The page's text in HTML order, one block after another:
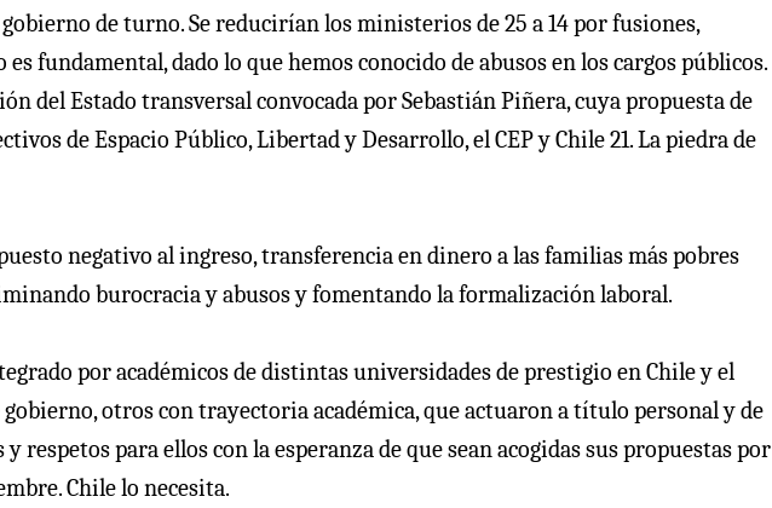
de turno. Se reducirían los ministerios de 25 a 14 por fusiones,
fundamental, dado lo que hemos conocido de abusos en los cargos públicos.
del Estado transversal convocada por Sebastián Piñera, cuya propuesta de
de Espacio Público, Libertad y Desarrollo, el CEP y Chile 21. La piedra de
negativo al ingreso, transferencia en dinero a las familias más pobres
burocracia y abusos y fomentando la formalización laboral.
por académicos de distintas universidades de prestigio en Chile y el
otros con trayectoria académica, que actuaron a título personal y de
respetos para ellos con la esperanza de que sean acogidas sus propuestas por
Chile lo necesita.